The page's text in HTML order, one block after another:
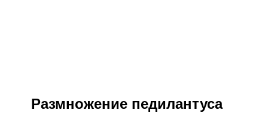
Размножение педилантуса